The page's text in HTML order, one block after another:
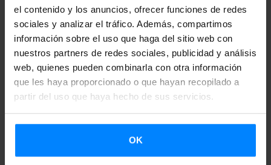
el contenido y los anuncios, ofrecer funciones de redes
sociales y analizar el tráfico. Además, compartimos
información sobre el uso que haga del sitio web con
nuestros partners de redes sociales, publicidad y análisis
web, quienes pueden combinarla con otra información
que les haya proporcionado o que hayan recopilado a
partir del uso que haya hecho de sus servicios.
OK
14 de septiembre
Rue Sainte-Catherine Ouest / 12:00
Osa+Mujika, ‘Expectation will not kill you’
15 de septiembre
Osa+Mujika, ‘Expectation will not kill you’
Proyecto Larrua, ‘Idi begi’